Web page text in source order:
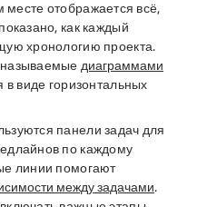
месте отображается всё,
как каждый
хронологию проекта.
диаграммами
виде горизонтальных
панели задач для
по каждому
линии помогают
между задачами.